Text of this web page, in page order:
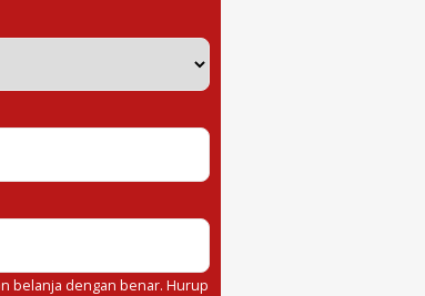
belanja dengan benar. Hurup